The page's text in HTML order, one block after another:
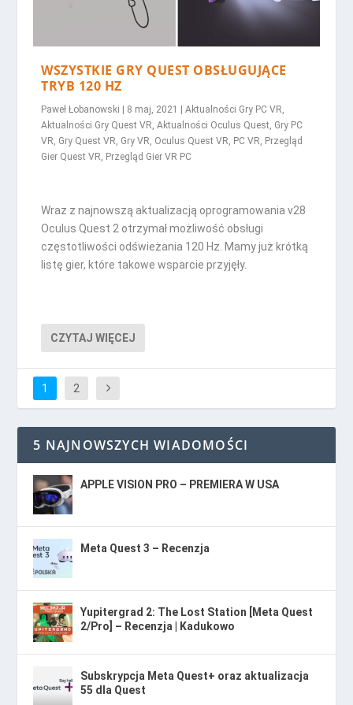
WSZYSTKIE GRY QUEST OBSŁUGUJĄCE
TRYB 120 HZ
Paweł Łobanowski 8 maj, 2021 |Aktualności Gry PC VR,
Aktualności Gry Quest VR,Aktualności Oculus Quest, Gry PC
VR, Gry Quest VR, Gry VR, Oculus Quest VR, PC VR, Przegląd
Gier Quest VR, Przegląd Gier VR PC
Wraz z najnowszą aktualizacją oprogramowania v28
Oculus Quest 2 otrzymał możliwość obsługi
częstotliwości odświeżania 120 Hz. Mamy już krótką
listę gier, które takowe wsparcie przyjęły.
CZYTAJ WIĘCEJ
1 2
5 NAJNOWSZYCH WIADOMOŚCI
APPLE VISION PRO – PREMIERA W USA
Meta Quest 3 – Recenzja
Yupitergrad 2: The Lost Station [Meta Quest
2/Pro] – Recenzja | Kadukowo
Subskrypcja Meta Quest+ oraz aktualizacja
55 dla Quest